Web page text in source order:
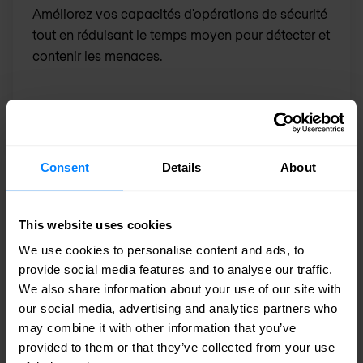
Consent Details About
This website uses cookies
We use cookies to personalise content and ads, to
provide social media features and to analyse our traffic.
We also share information about your use of our site with
our social media, advertising and analytics partners who
may combine it with other information that you’ve
provided to them or that they’ve collected from your use
Améliorez vos capacités d'opérations de sécurité
tout en réduisant le temps moyen pour détecter et
contenir les menaces.
XDR Détection et réponse étendues
Agrégation d’alertes, analyse de données et
détection des menaces et réponse automatisées
pour simplifier la sécurité.